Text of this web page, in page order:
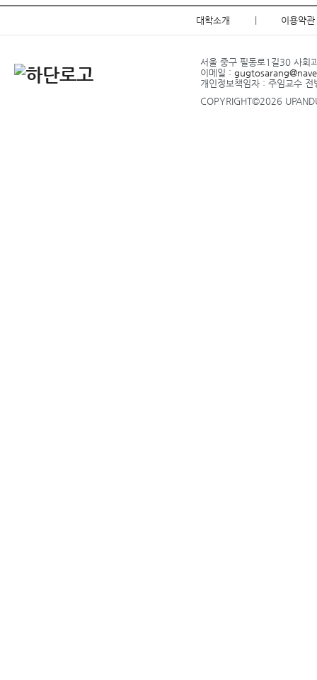
대학소개 이용약관
서울 중구 필동로1길30
이메일 :
개인정보책임자 : 주임교수
COPYRIGHT©2026